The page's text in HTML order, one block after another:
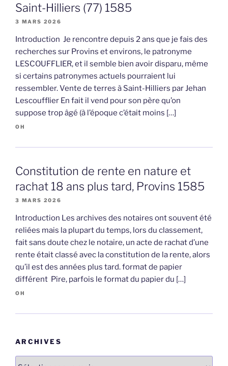
Saint-Hilliers (77) 1585
3 MARS 2026
Introduction Je rencontre depuis 2 ans que je fais des
recherches sur Provins et environs, le patronyme
LESCOUFFLIER, et il semble bien avoir disparu, même
si certains patronymes actuels pourraient lui
ressembler. Vente de terres à Saint-Hilliers par Jehan
Lescoufflier En fait il vend pour son père qu’on
suppose trop âgé (à l’époque c’était moins […]
OH
Constitution de rente en nature et
rachat 18 ans plus tard, Provins 1585
3 MARS 2026
Introduction Les archives des notaires ont souvent été
reliées mais la plupart du temps, lors du classement,
fait sans doute chez le notaire, un acte de rachat d’une
rente était classé avec la constitution de la rente, alors
qu’il est des années plus tard. format de papier
différent Pire, parfois le format du papier du […]
OH
ARCHIVES